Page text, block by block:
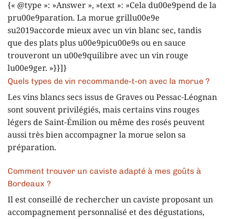
{« @type »: »Answer », »text »: »Cela du00e9pend de la
pru00e9paration. La morue grillu00e9e
su2019accorde mieux avec un vin blanc sec, tandis
que des plats plus u00e9picu00e9s ou en sauce
trouveront un u00e9quilibre avec un vin rouge
lu00e9ger. »}}]}
Quels types de vin recommande-t-on avec la morue ?
Les vins blancs secs issus de Graves ou Pessac-Léognan
sont souvent privilégiés, mais certains vins rouges
légers de Saint-Émilion ou même des rosés peuvent
aussi très bien accompagner la morue selon sa
préparation.
Comment trouver un caviste adapté à mes goûts à
Bordeaux ?
Il est conseillé de rechercher un caviste proposant un
accompagnement personnalisé et des dégustations,